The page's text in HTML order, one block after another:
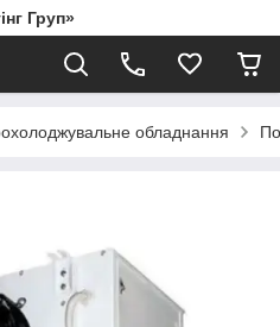
Груп»
обладнання